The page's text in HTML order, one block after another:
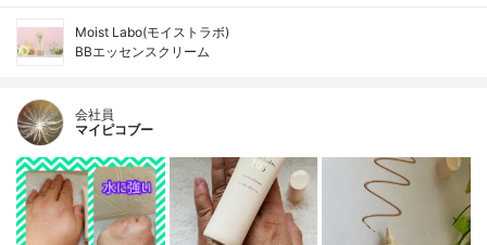
Moist Labo(モイストラボ)
BBエッセンスクリーム
会社員
マイピコブー